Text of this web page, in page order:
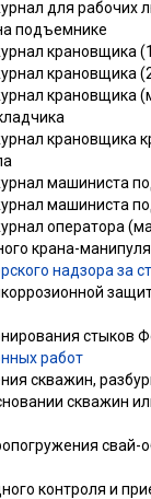
для рабочих
подъемнике
крановщика
крановщика
крановщика
крановщика
машиниста
машиниста
оператора
крана-
надзора за
стыков
работ
скважин,
скважин
свай-
контроля и